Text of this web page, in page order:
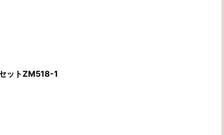
ットZM518-1